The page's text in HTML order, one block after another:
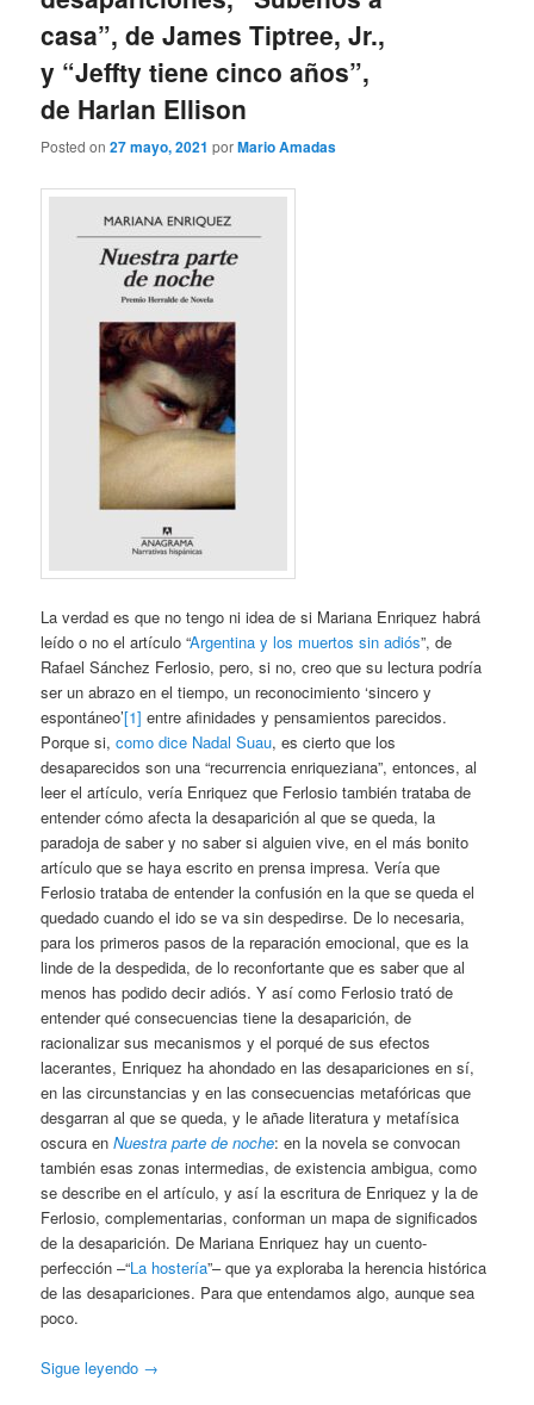
casa”, de James Tiptree, Jr.,
y “Jeffty tiene cinco años”,
de Harlan Ellison
Posted on27 mayo, 2021 porMario Amadas
La verdad es que no tengo ni idea de si Mariana Enriquez habrá
leído o no el artículo “Argentina y los muertos sin adiós”, de
Rafael Sánchez Ferlosio, pero, si no, creo que su lectura podría
ser un abrazo en el tiempo, un reconocimiento ‘sincero y
espontáneo’[1] entre afinidades y pensamientos parecidos.
Porque si,como dice Nadal Suau, es cierto que los
desaparecidos son una “recurrencia enriqueziana”, entonces, al
leer el artículo, vería Enriquez que Ferlosio también trataba de
entender cómo afecta la desaparición al que se queda, la
paradoja de saber y no saber si alguien vive, en el más bonito
artículo que se haya escrito en prensa impresa. Vería que
Ferlosio trataba de entender la confusión en la que se queda el
quedado cuando el ido se va sin despedirse. De lo necesaria,
para los primeros pasos de la reparación emocional, que es la
linde de la despedida, de lo reconfortante que es saber que al
menos has podido decir adiós. Y así como Ferlosio trató de
entender qué consecuencias tiene la desaparición, de
racionalizar sus mecanismos y el porqué de sus efectos
lacerantes, Enriquez ha ahondado en las desapariciones en sí,
en las circunstancias y en las consecuencias metafóricas que
desgarran al que se queda, y le añade literatura y metafísica
oscura enNuestra parte de noche: en la novela se convocan
también esas zonas intermedias, de existencia ambigua, como
se describe en el artículo, y así la escritura de Enriquez y la de
Ferlosio, complementarias, conforman un mapa de significados
de la desaparición. De Mariana Enriquez hay un cuento-
perfección –“La hostería”– que ya exploraba la herencia histórica
de las desapariciones. Para que entendamos algo, aunque sea
poco.
Sigue leyendo →